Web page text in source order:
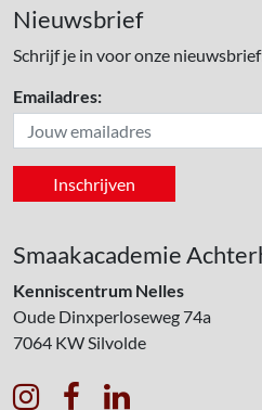
Nieuwsbrief
Schrijf je in voor onze
Emailadres:
Smaakacademie
Kenniscentrum Nelles
Oude Dinxperloseweg 74a
7064 KW Silvolde
  